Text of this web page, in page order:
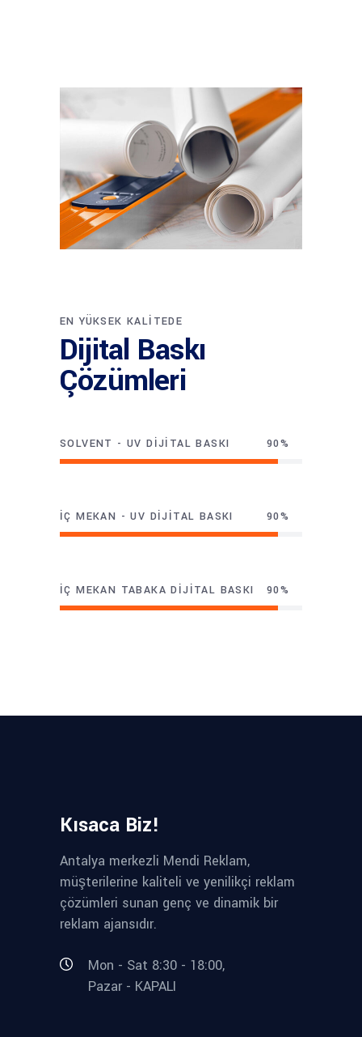
EN YÜKSEK KALITEDE
Dijital Baskı
Çözümleri
SOLVENT - UV DIJITAL BASKI 90
İÇ MEKAN - UV DIJITAL BASKI 90
İÇ MEKAN TABAKA DIJITAL BASKI 90
Kısaca Biz!
Antalya merkezli Mendi Reklam,
müşterilerine kaliteli ve yenilikçi reklam
çözümleri sunan genç ve dinamik bir
reklam ajansıdır.
Mon - Sat 8:30 - 18:00,
Pazar - KAPALI